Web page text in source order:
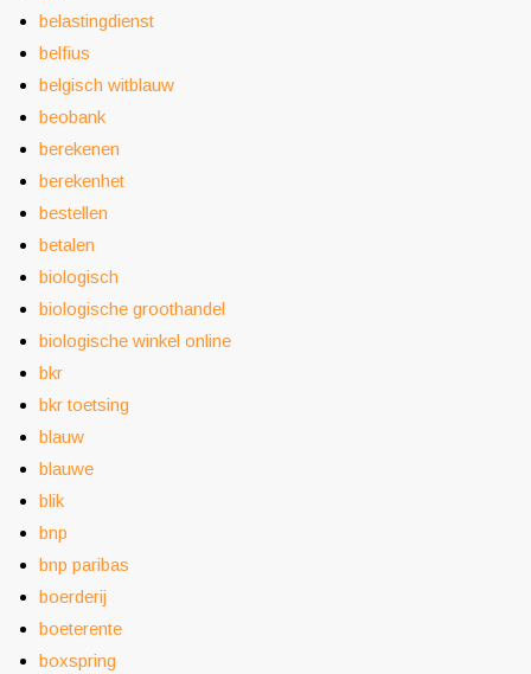
belastingdienst
belfius
belgisch witblauw
beobank
berekenen
berekenhet
bestellen
betalen
biologisch
biologische groothandel
biologische winkel online
bkr
bkr toetsing
blauw
blauwe
blik
bnp
bnp paribas
boerderij
boeterente
boxspring